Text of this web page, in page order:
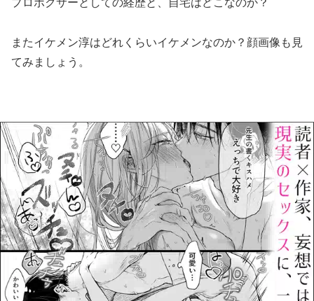
またイケメン淳はどれくらいイケメンなのか？顔画像も見
てみましょう。